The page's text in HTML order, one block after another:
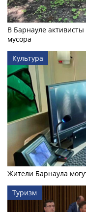
В Барнауле
мусора
Культура
Жители Барнаула
Туризм